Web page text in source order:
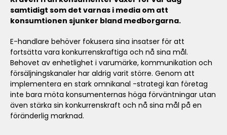
samtidigt som det varnas i media om att
konsumtionen sjunker bland medborgarna.
E-handlare behöver fokusera sina insatser för att
fortsätta vara konkurrenskraftiga och nå sina mål.
Behovet av enhetlighet i varumärke, kommunikation och
försäljningskanaler har aldrig varit större. Genom att
implementera en stark omnikanal -strategi kan företag
inte bara möta konsumenternas höga förväntningar utan
även stärka sin konkurrenskraft och nå sina mål på en
föränderlig marknad.